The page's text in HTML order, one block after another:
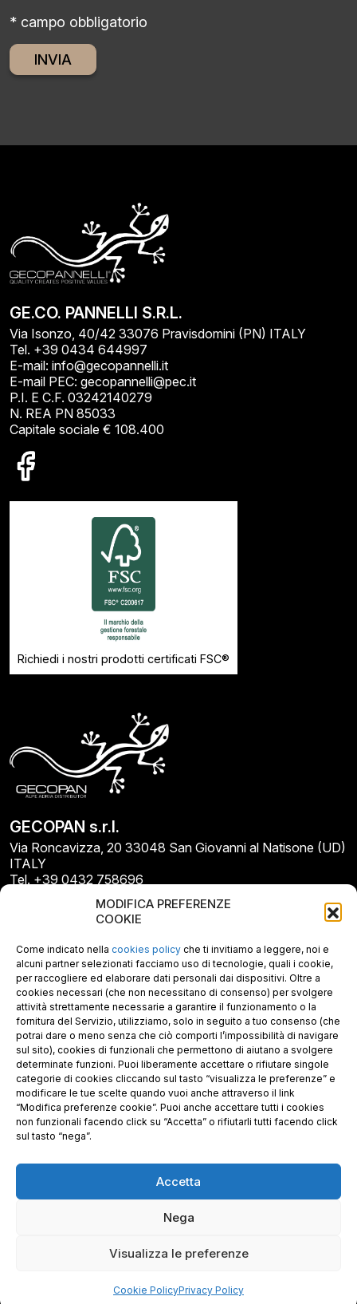
MODIFICA PREFERENZE
COOKIE
Come indicato nella cookies policy che ti invitiamo a leggere, noi e
alcuni partner selezionati facciamo uso di tecnologie, quali i cookie,
per raccogliere ed elaborare dati personali dai dispositivi. Oltre a
cookies necessari (che non necessitano di consenso) per svolgere
attività strettamente necessarie a garantire il funzionamento o la
fornitura del Servizio, utilizziamo, solo in seguito a tuo consenso (che
potrai dare o meno senza che ciò comporti l’impossibilità di navigare
sul sito), cookies di funzionali che permettono di aiutano a svolgere
determinate funzioni. Puoi liberamente accettare o rifiutare singole
categorie di cookies cliccando sul tasto “visualizza le preferenze” e
modificare le tue scelte quando vuoi anche attraverso il link
“Modifica preferenze cookie”. Puoi anche accettare tutti i cookies
non funzionali facendo click su “Accetta” o rifiutarli tutti facendo click
sul tasto “nega”.
Accetta
Nega
Visualizza le preferenze
Cookie PolicyPrivacy Policy
* campo obbligatorio
GE.CO. PANNELLI S.R.L.
Via Isonzo, 40/42 33076 Pravisdomini (PN) ITALY
Tel. +39 0434 644997
E-mail: info@gecopannelli.it
E-mail PEC: gecopannelli@pec.it
P.I. E C.F. 03242140279
N. REA PN 85033
Capitale sociale € 108.400
Richiedi i nostri prodotti certificati FSC®
GECOPAN s.r.l.
Via Roncavizza, 20 33048 San Giovanni al Natisone (UD)
ITALY
Tel. +39 0432 758696
E-mail: info@gecopan.it
E-mail PEC: gecopan@pec.it
P.I. E C.F. 02487660306
N. REA UD 264834
Capitale sociale € 30.000
Richiedi i nostri prodotti certificati FSC®
© 2025 GE.CO. PANNELLI S.R.L. & GECOPAN s.r.l. –